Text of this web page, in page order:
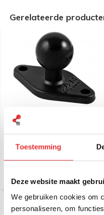
Toestemming
Deze website maakt
We gebruiken cookies om
personaliseren, om
Gerelateerde
RAM Mount B-Kogel (25
mm) Diamant Basis
Aluminium - RAM-B-238U
€ 13,95Incl. btw
€ 11,53 Excl. btw